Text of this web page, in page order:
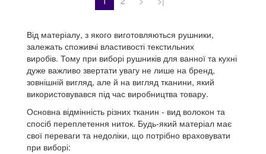
Від матеріалу, з якого виготовляються рушники,
залежать споживчі властивості текстильних
виробів. Тому при виборі рушників для ванної та кухні
дуже важливо звертати увагу не лише на бренд,
зовнішній вигляд, але й на вигляд тканини, який
використовувався під час виробництва товару.
Основна відмінність різних тканин - вид волокон та
спосіб переплетення ниток. Будь-який матеріал має
свої переваги та недоліки, що потрібно враховувати
при виборі: